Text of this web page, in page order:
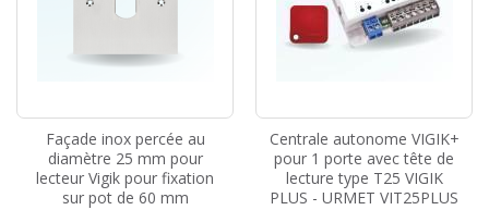
Façade inox percée au
diamètre 25 mm pour
lecteur Vigik pour fixation
sur pot de 60 mm
Centrale autonome VIGIK+
pour 1 porte avec tête de
lecture type T25 VIGIK
PLUS - URMET VIT25PLUS